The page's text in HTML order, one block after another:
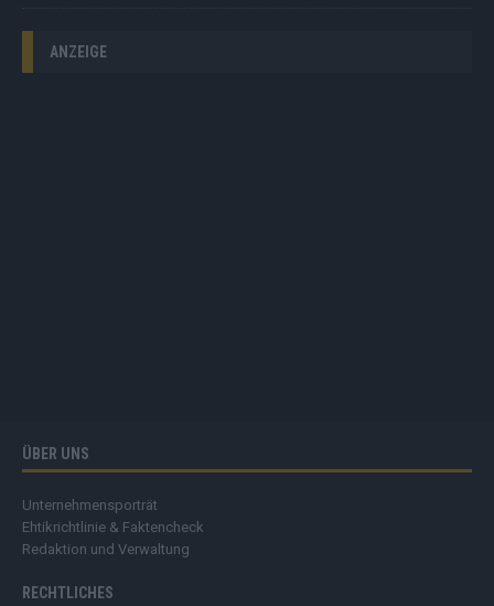
ANZEIGE
ÜBER UNS
Unternehmensporträt
Ehtikrichtlinie & Faktencheck
Redaktion und Verwaltung
RECHTLICHES